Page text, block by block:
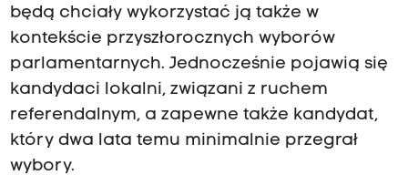
będą chciały wykorzystać ją także w
kontekście przyszłorocznych wyborów
parlamentarnych. Jednocześnie pojawią się
kandydaci lokalni, związani z ruchem
referendalnym, a zapewne także kandydat,
który dwa lata temu minimalnie przegrał
wybory.